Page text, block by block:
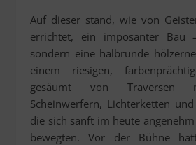
Auf dieser stand, wie von
errichtet, ein imposanter Bau
sondern eine halbrunde
einem riesigen,
gesäumt von Traversen
Scheinwerfern, Lichterketten
die sich sanft im heute
bewegten. Vor der Bühne